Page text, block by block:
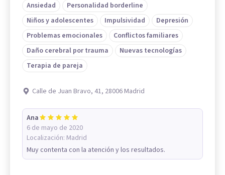
Ansiedad
Personalidad borderline
Niños y adolescentes
Impulsividad
Depresión
Problemas emocionales
Conflictos familiares
Daño cerebral por trauma
Nuevas tecnologías
Terapia de pareja
Calle de Juan Bravo, 41, 28006 Madrid
Ana
6 de mayo de 2020
Localización: Madrid
Muy contenta con la atención y los resultados.